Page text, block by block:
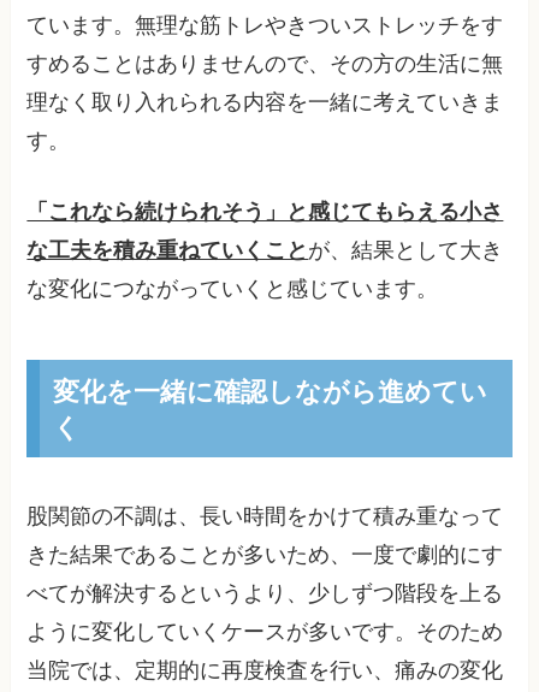
ています。無理な筋トレやきついストレッチをす
すめることはありませんので、その方の生活に無
理なく取り入れられる内容を一緒に考えていきま
す。
「これなら続けられそう」と感じてもらえる小さ
な工夫を積み重ねていくこと が、結果として大き
な変化につながっていくと感じています。
変化を一緒に確認しながら進めてい
く
股関節の不調は、長い時間をかけて積み重なって
きた結果であることが多いため、一度で劇的にす
べてが解決するというより、少しずつ階段を上る
ように変化していくケースが多いです。そのため
当院では、定期的に再度検査を行い、痛みの変化